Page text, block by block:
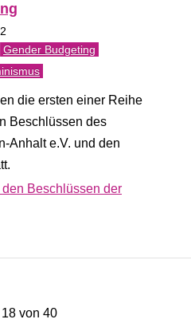
Gender Budgeting
die ersten einer Reihe
Beschlüssen des
Anhalt e.V. und den
Beschlüssen der
von 40